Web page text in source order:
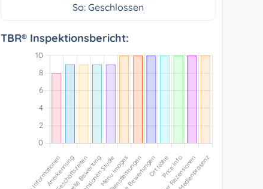
So: Geschlossen
TBR® Inspektionsbericht: